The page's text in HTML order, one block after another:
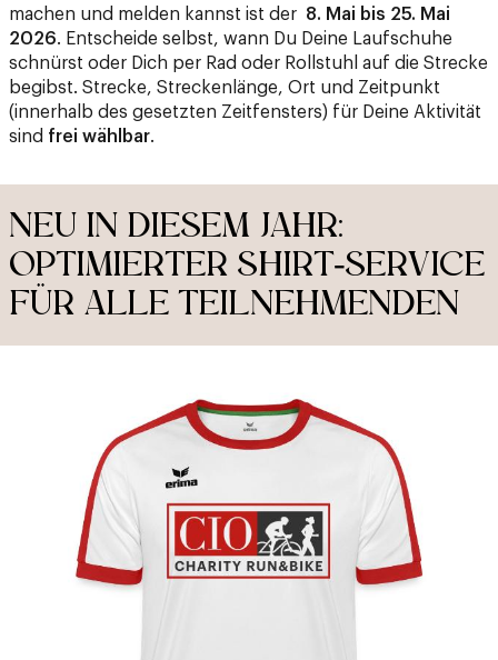
machen und melden kannst ist der 8. Mai bis 25. Mai
2026. Entscheide selbst, wann Du Deine Laufschuhe
schnürst oder Dich per Rad oder Rollstuhl auf die Strecke
begibst. Strecke, Streckenlänge, Ort und Zeitpunkt
(innerhalb des gesetzten Zeitfensters) für Deine Aktivität
sind frei wählbar.
NEU IN DIESEM JAHR:
OPTIMIERTER SHIRT‑SERVICE
FÜR ALLE TEILNEHMENDEN